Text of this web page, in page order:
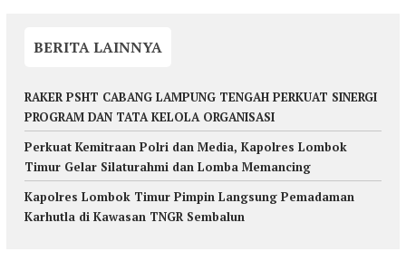
BERITA LAINNYA
RAKER PSHT CABANG LAMPUNG TENGAH PERKUAT SINERGI
PROGRAM DAN TATA KELOLA ORGANISASI
Perkuat Kemitraan Polri dan Media, Kapolres Lombok
Timur Gelar Silaturahmi dan Lomba Memancing
Kapolres Lombok Timur Pimpin Langsung Pemadaman
Karhutla di Kawasan TNGR Sembalun